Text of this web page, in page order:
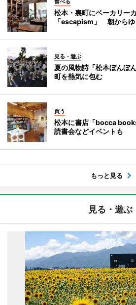
松本・裏町にベーカリー
「escapism」 朝からゆ
見る・遊ぶ
夏の風物詩「松本ぼんぼ
町を熱気に包む
買う
松本に書店「bocca
読書会などイベントも
もっと見る
見る・遊ぶ